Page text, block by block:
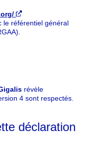
le référentiel général
révèle
4 sont respectés.
déclaration